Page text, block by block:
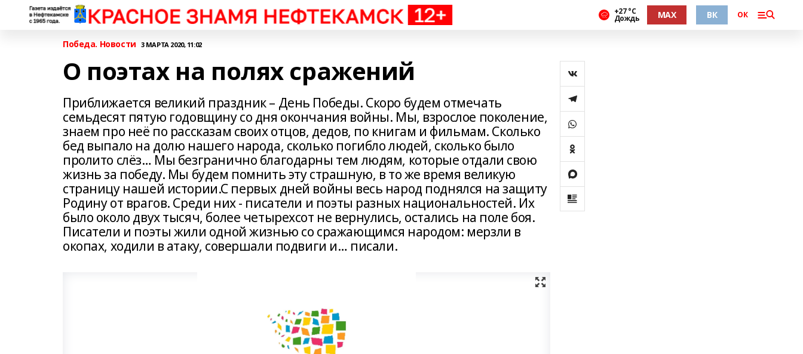
+27 °С
Дождь MAX ВК ОК
Победа. Новости 3 МАРТА 2020, 11:02
О поэтах на полях сражений
Приближается великий праздник – День Победы. Скоро будем отмечать
семьдесят пятую годовщину со дня окончания войны. Мы, взрослое поколение,
знаем про неё по рассказам своих отцов, дедов, по книгам и фильмам. Сколько
бед выпало на долю нашего народа, сколько погибло людей, сколько было
пролито слёз… Мы безгранично благодарны тем людям, которые отдали свою
жизнь за победу. Мы будем помнить эту страшную, в то же время великую
страницу нашей истории.С первых дней войны весь народ поднялся на защиту
Родину от врагов. Среди них - писатели и поэты разных национальностей. Их
было около двух тысяч, более четырехсот не вернулись, остались на поле боя.
Писатели и поэты жили одной жизнью со сражающимся народом: мерзли в
окопах, ходили в атаку, совершали подвиги и… писали.